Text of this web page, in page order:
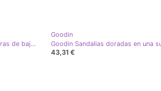
Goodin Elegantes sandalias negras de baja tacón negro
Goodin
43,31 €